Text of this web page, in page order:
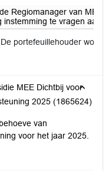
Regiomanager van MEE
instemming te vragen aan
portefeuillehouder wordt
MEE Dichtbij voor
2025 (1865624)
van
voor het jaar 2025.